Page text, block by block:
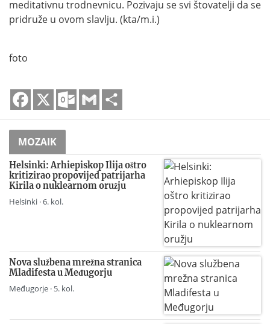
meditativnu trodnevnicu. Pozivaju se svi štovatelji da se
pridruže u ovom slavlju. (kta/m.i.)
foto
Facebook
X Outlook.com
Gmail
MOZAIK
Helsinki: Arhiepiskop Ilija oštro
kritizirao propovijed patrijarha
Kirila o nuklearnom oružju
Helsinki · 6. kol.
Nova službena mrežna stranica
Mladifesta u Međugorju
Međugorje · 5. kol.